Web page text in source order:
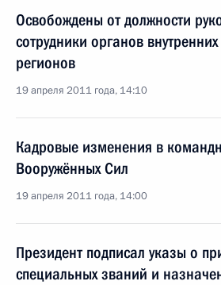
Освобождены от должности
сотрудники органов
регионов
19 апреля 2011 года, 14:10
Кадровые изменения в
Вооружённых Сил
19 апреля 2011 года, 14:00
Президент подписал указы о
специальных званий и